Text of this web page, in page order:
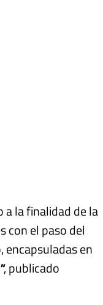
a la finalidad de la
con el paso del
en
, publicado